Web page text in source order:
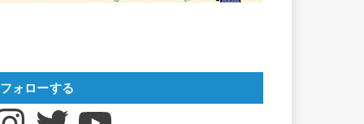
フォローする
Twitter YouTube